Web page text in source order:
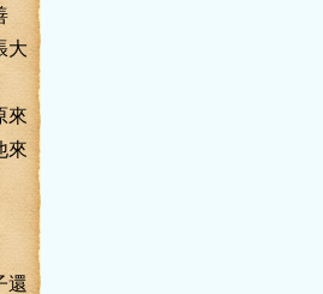
大
來
來
還